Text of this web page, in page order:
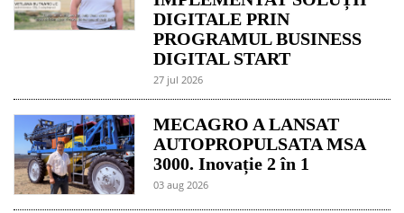
DIGITALE PRIN
PROGRAMUL BUSINESS
DIGITAL START
27 jul 2026
MECAGRO A LANSAT
AUTOPROPULSATA MSA
3000. Inovație 2 în 1
03 aug 2026